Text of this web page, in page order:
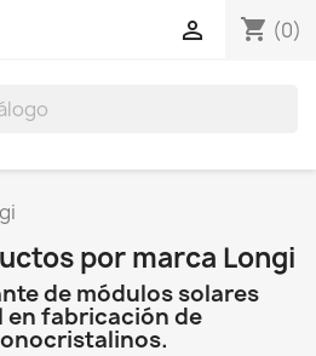
shopping_cart (0)

por marca Longi
de módulos solares
fabricación de